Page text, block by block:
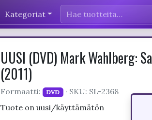
Kategoriat
UUSI (DVD) Mark Wahlberg:
(2011)
Formaatti: DVD
· SKU: SL-2368
Tuote on uusi/käyttämätön